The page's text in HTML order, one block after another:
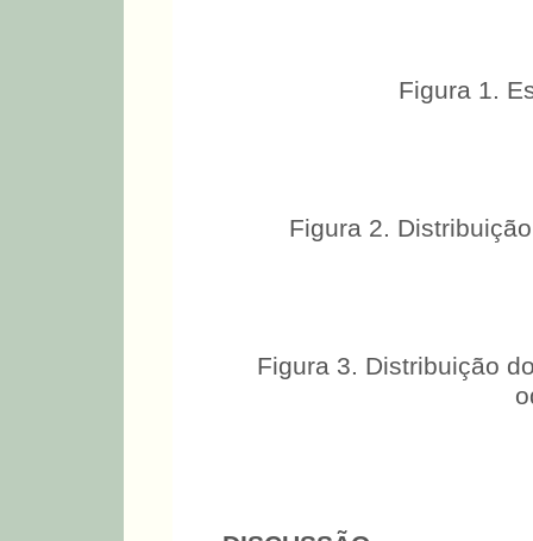
Figura 1.
Figura 2.
Figura 3. Distribuição